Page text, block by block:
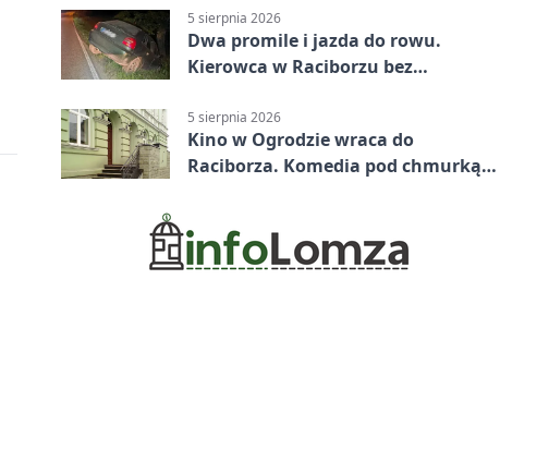
5 sierpnia 2026
Dwa promile i jazda do rowu.
Kierowca w Raciborzu bez
5 sierpnia 2026
Kino w Ogrodzie wraca do
Raciborza. Komedia pod chmurką